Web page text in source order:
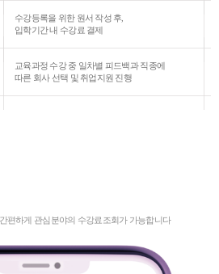
수강등록을 위한 원서 작성 후,
입학기간 내 수강료 결제
교육과정 수강 중 일차별 피드백과 직종에
따른 회사 선택 및 취업지원 진행
편하게 관심분야의 수강료조회가 가능합니다